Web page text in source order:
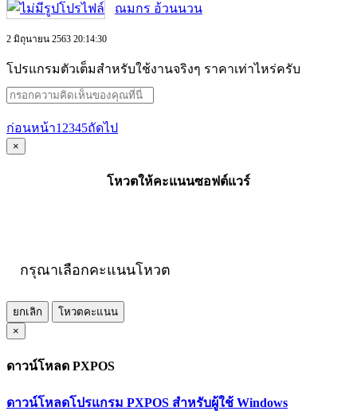
ณมกร อ้วนนวน
2 มิถุนายน 2563 20:14:30
โปรแกรมตัวเต็มสำหรับใช้งานจริงๆ ราคาเท่าไหร่ครับ
ก่อนหน้า1 2345ถัดไป
×
โหวตให้คะแนนซอฟต์แวร์
กรุณาเลือกคะแนนโหวต
ยกเลิก
โหวตคะแนน
×
ดาวน์โหลด PXPOS
ดาวน์โหลดโปรแกรม PXPOS สำหรับผู้ใช้ Windows